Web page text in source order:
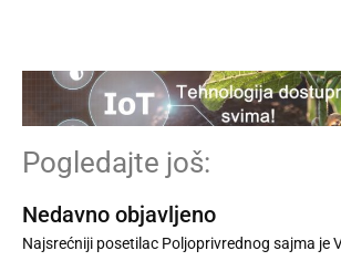
Pogledajte još:
Nedavno objavljeno
Najsrećniji posetilac Poljoprivrednog sajma je